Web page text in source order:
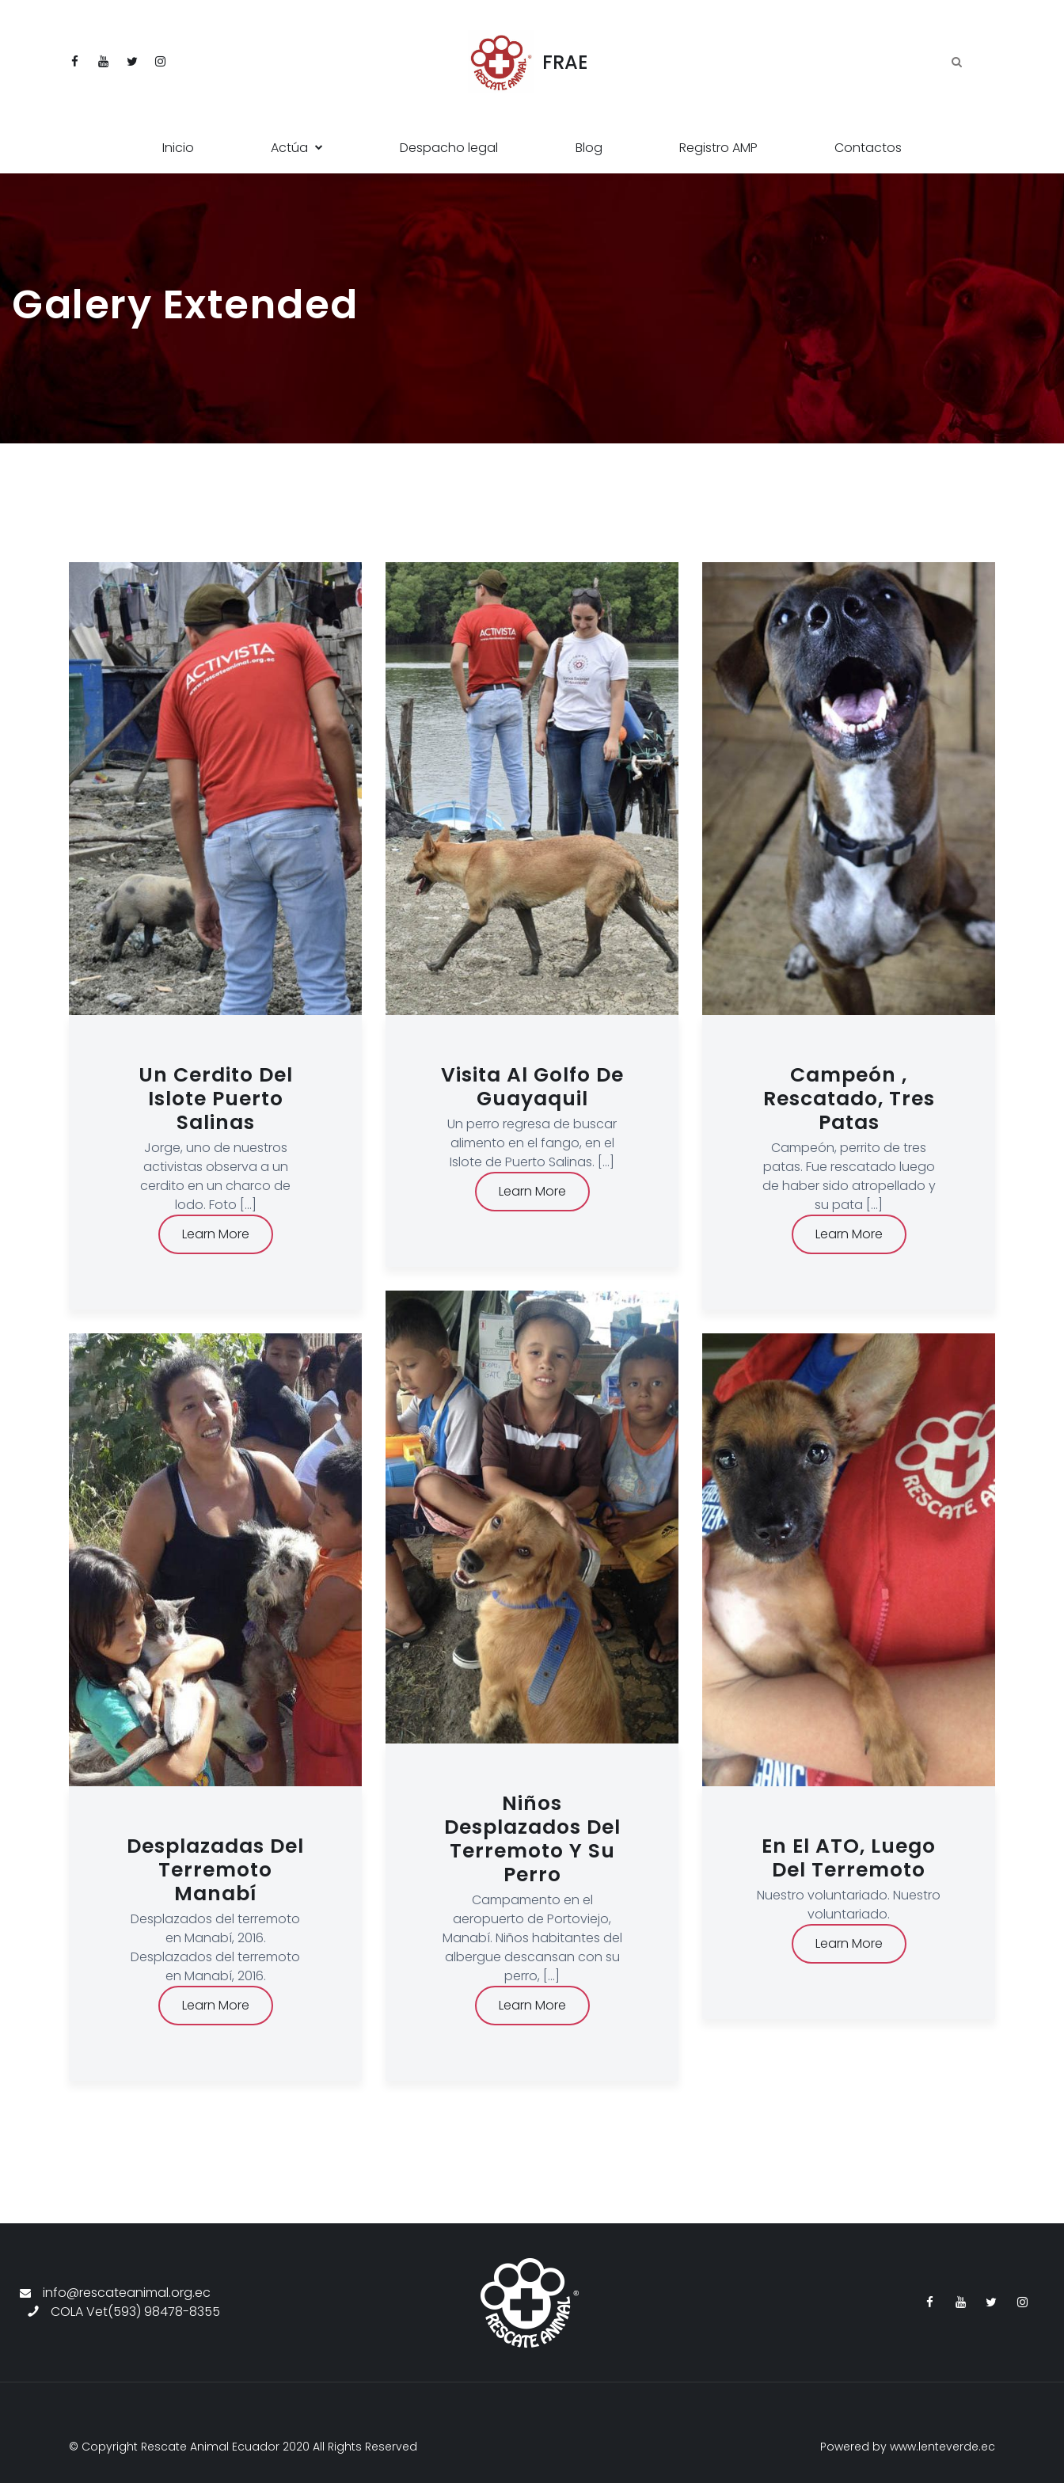
FRAE
Inicio Actúa Despacho legal Blog Registro AMP Contactos
Galery Extended
Un Cerdito Del
Islote Puerto
Salinas
Jorge, uno de nuestros
activistas observa a un
cerdito en un charco de
lodo. Foto [...]
Learn More
Visita Al Golfo De
Guayaquil
Un perro regresa de buscar
alimento en el fango, en el
Islote de Puerto Salinas. [...]
Learn More
Campeón ,
Rescatado, Tres
Patas
Campeón, perrito de tres
patas. Fue rescatado luego
de haber sido atropellado y
su pata [...]
Learn More
Niños
Desplazados Del
Terremoto Y Su
Perro
Campamento en el
aeropuerto de Portoviejo,
Manabí. Niños habitantes del
albergue descansan con su
perro, [...]
Learn More
Desplazadas Del
Terremoto
Manabí
Desplazados del terremoto
en Manabí, 2016.
Desplazados del terremoto
en Manabí, 2016.
Learn More
En El ATO, Luego
Del Terremoto
Nuestro voluntariado. Nuestro
voluntariado.
Learn More
info@rescateanimal.org.ec
COLA Vet(593) 98478-8355
© Copyright Rescate Animal Ecuador 2020 All Rights Reserved Powered by www.lenteverde.ec